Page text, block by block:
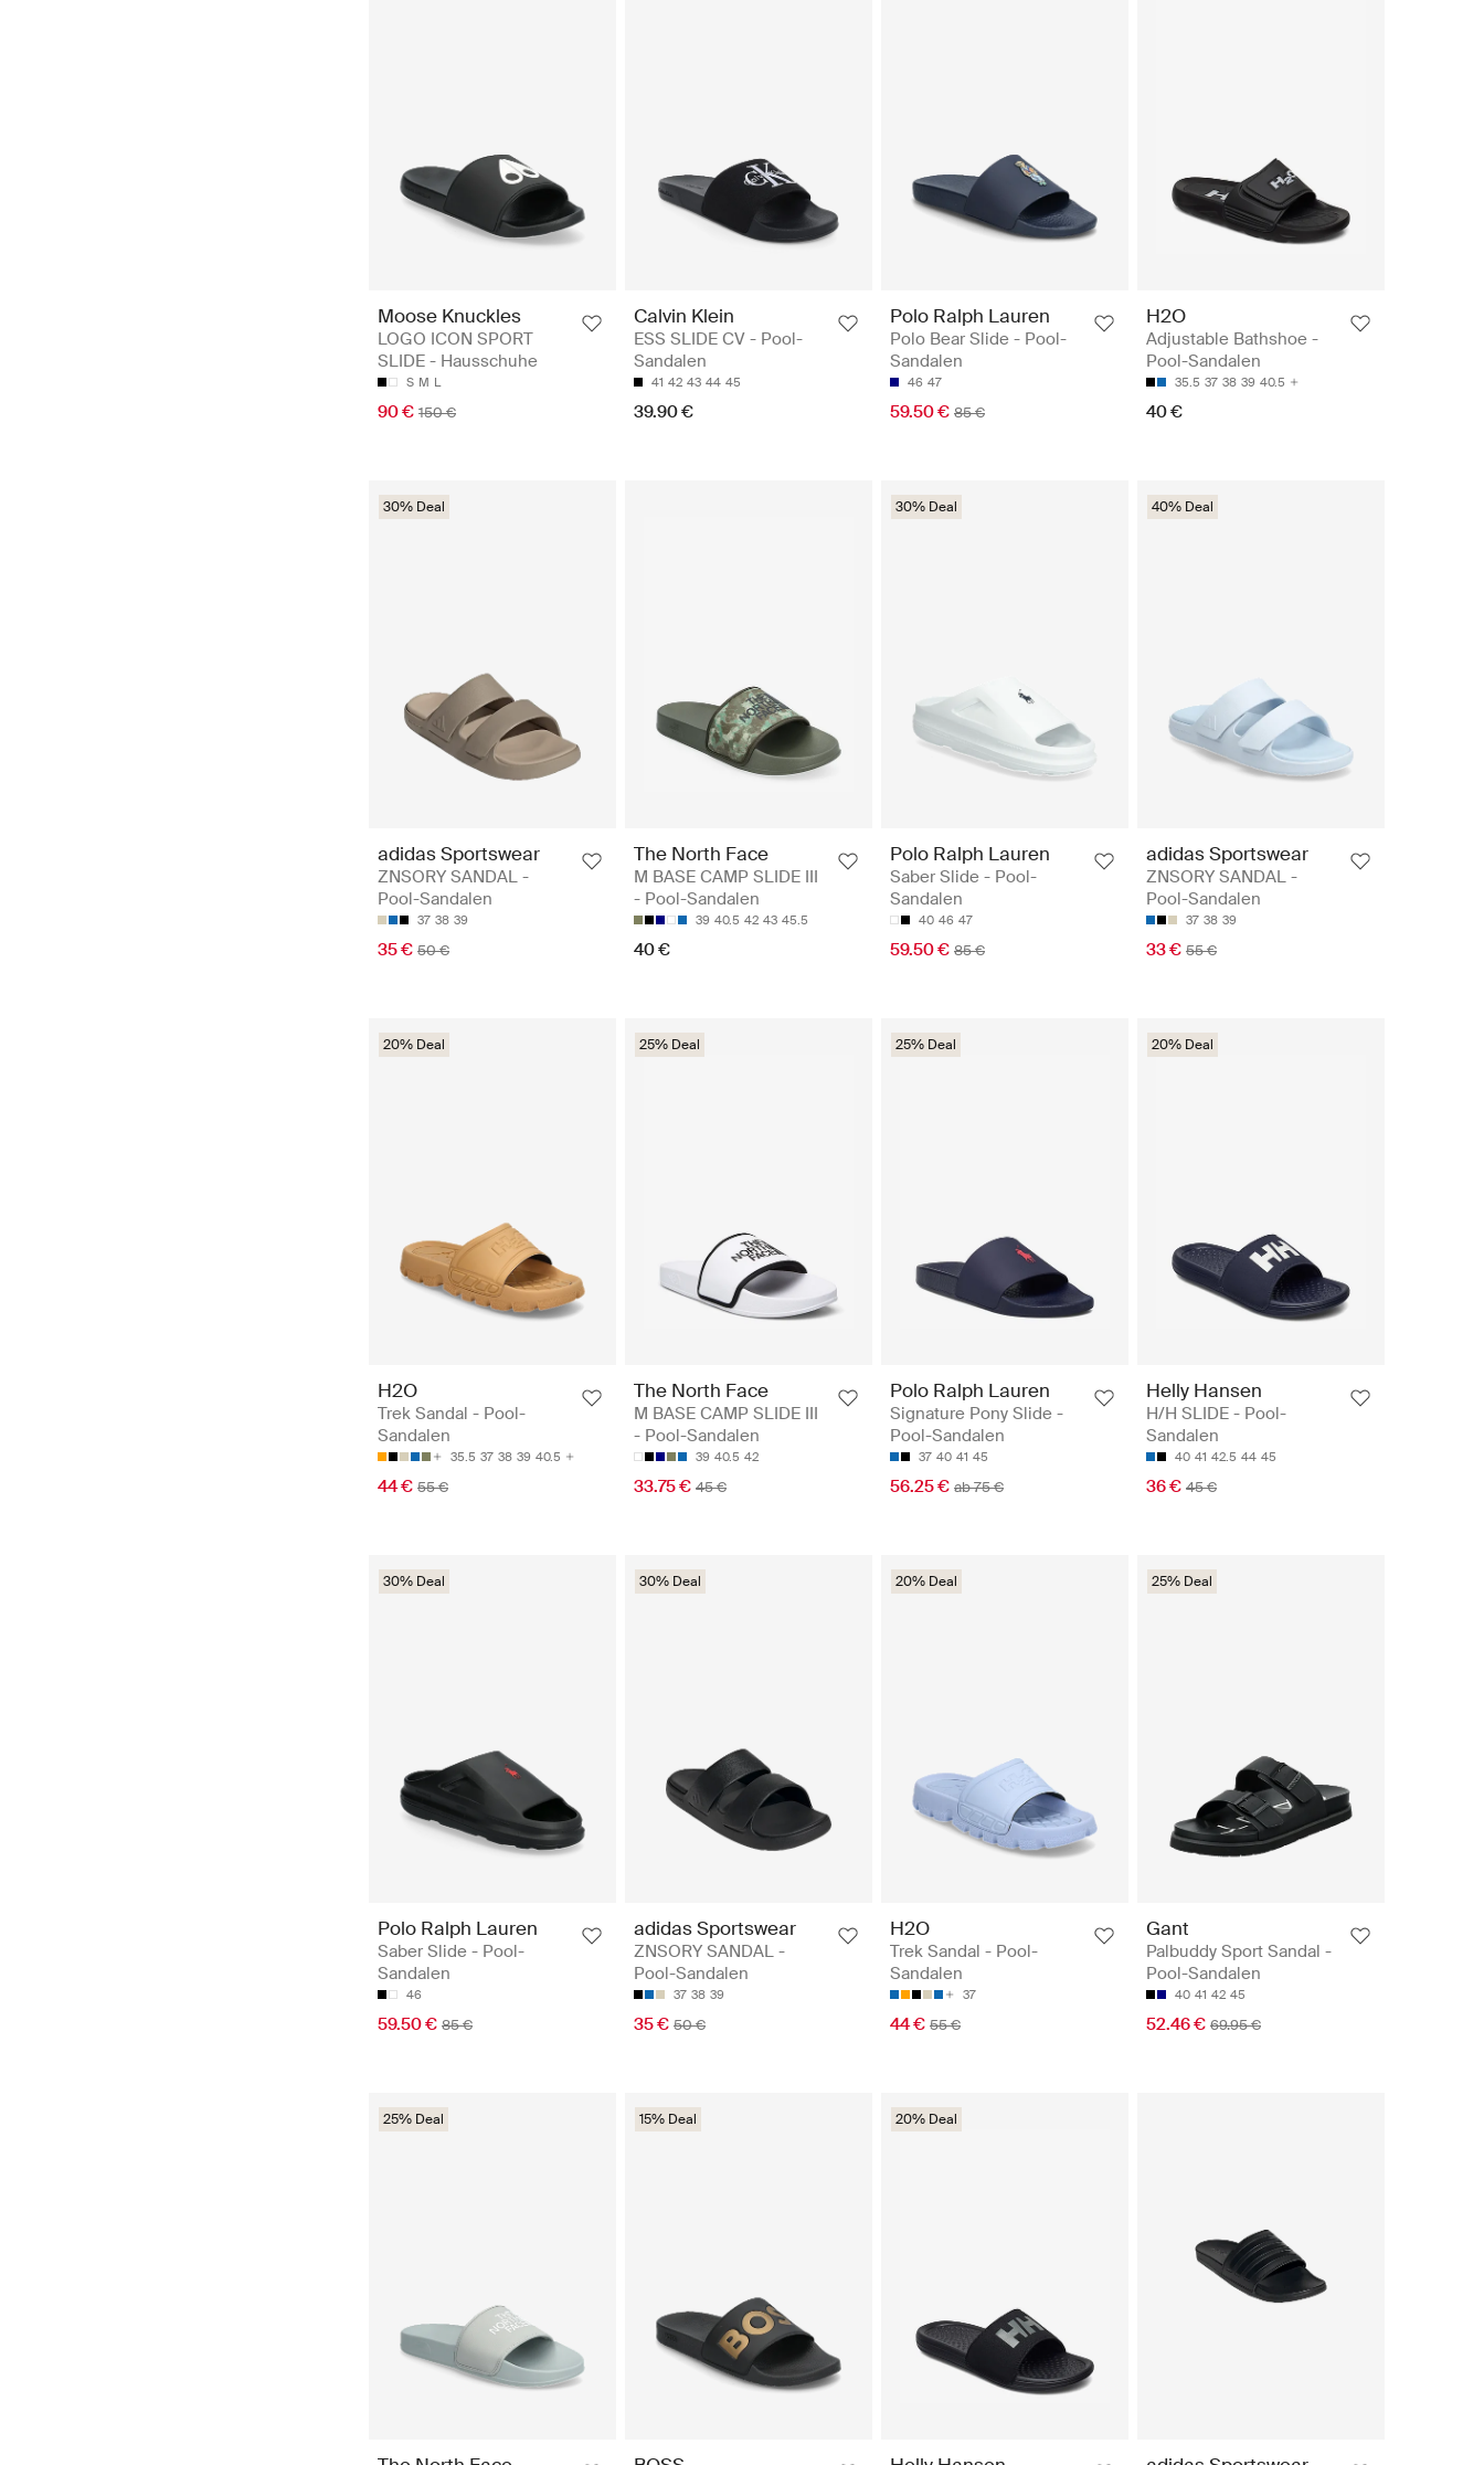
Moose Knuckles
LOGO ICON SPORT
SLIDE - Hausschuhe
S M L
90 € 150 €
Calvin Klein
ESS SLIDE CV - Pool-
Sandalen
41 42 43 44 45
39.90 €
Polo Ralph Lauren
Polo Bear Slide - Pool-
Sandalen
46 47
59.50 € 85 €
H2O
Adjustable Bathshoe -
Pool-Sandalen
35.5 37 38 39 40.5
40 €
30% Deal
adidas Sportswear
ZNSORY SANDAL -
Pool-Sandalen
37 38 39
35 € 50 €
The North Face
M BASE CAMP SLIDE III
- Pool-Sandalen
39 40.5 42 43 45.5
40 €
30% Deal
Polo Ralph Lauren
Saber Slide - Pool-
Sandalen
40 46 47
59.50 € 85 €
40% Deal
adidas Sportswear
ZNSORY SANDAL -
Pool-Sandalen
37 38 39
33 € 55 €
20% Deal
H2O
Trek Sandal - Pool-
Sandalen
35.5 37 38 39 40.5
44 € 55 €
25% Deal
The North Face
M BASE CAMP SLIDE III
- Pool-Sandalen
39 40.5 42
33.75 € 45 €
25% Deal
Polo Ralph Lauren
Signature Pony Slide -
Pool-Sandalen
37 40 41 45
56.25 € ab 75 €
20% Deal
Helly Hansen
H/H SLIDE - Pool-
Sandalen
40 41 42.5 44 45
36 € 45 €
30% Deal
Polo Ralph Lauren
Saber Slide - Pool-
Sandalen
46
59.50 € 85 €
30% Deal
adidas Sportswear
ZNSORY SANDAL -
Pool-Sandalen
37 38 39
35 € 50 €
20% Deal
H2O
Trek Sandal - Pool-
Sandalen
37
44 € 55 €
25% Deal
Gant
Palbuddy Sport Sandal -
Pool-Sandalen
40 41 42 45
52.46 € 69.95 €
25% Deal 15% Deal 20% Deal